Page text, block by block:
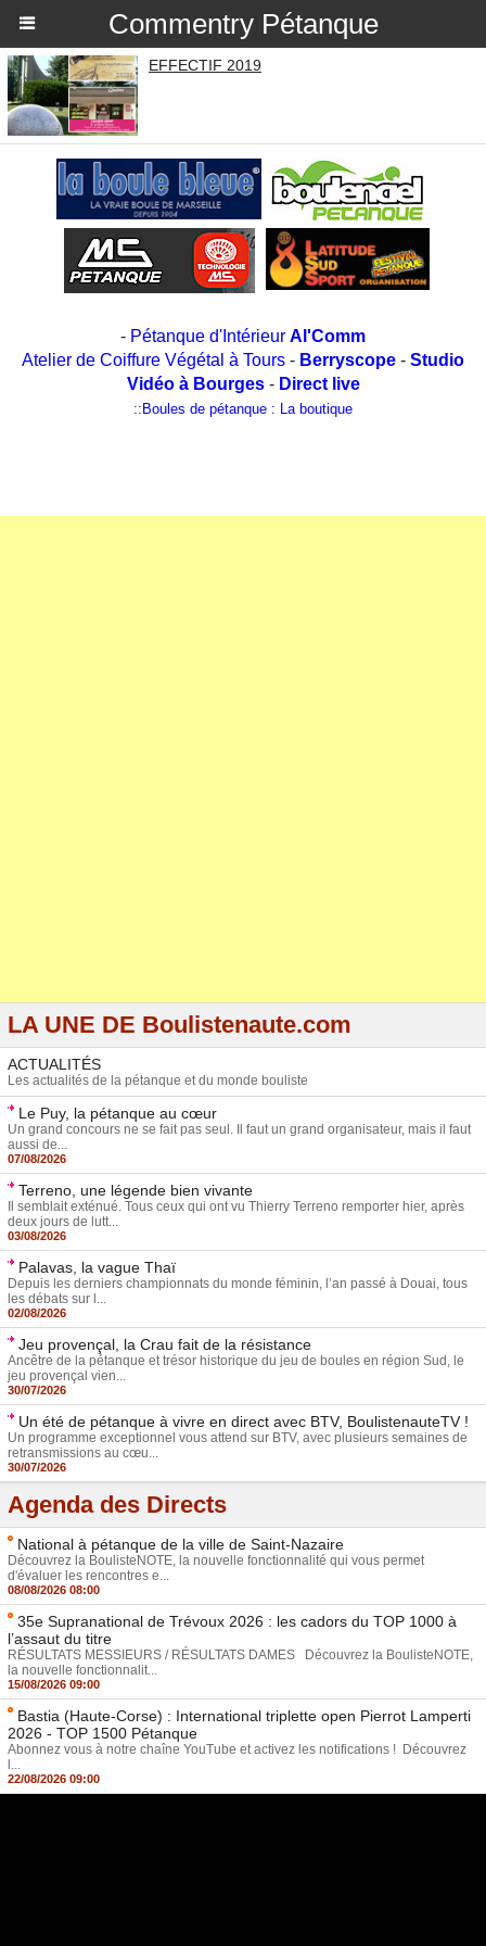
Commentry Pétanque
EFFECTIF 2019
- Pétanque d'Intérieur Al'Comm
Atelier de Coiffure Végétal à Tours - Berryscope - Studio
Vidéo à Bourges- Direct live
:: Boules de pétanque : La boutique
LA UNE DE Boulistenaute.com
ACTUALITÉS
Les actualités de la pétanque et du monde bouliste
Le Puy, la pétanque au cœur
Un grand concours ne se fait pas seul. Il faut un grand organisateur, mais il faut
aussi de...
07/08/2026
Terreno, une légende bien vivante
Il semblait exténué. Tous ceux qui ont vu Thierry Terreno remporter hier, après
deux jours de lutt...
03/08/2026
Palavas, la vague Thaï
Depuis les derniers championnats du monde féminin, l’an passé à Douai, tous
les débats sur l...
02/08/2026
Jeu provençal, la Crau fait de la résistance
Ancêtre de la pétanque et trésor historique du jeu de boules en région Sud, le
jeu provençal vien...
30/07/2026
Un été de pétanque à vivre en direct avec BTV, BoulistenauteTV !
Un programme exceptionnel vous attend sur BTV, avec plusieurs semaines de
retransmissions au cœu...
30/07/2026
Agenda des Directs
National à pétanque de la ville de Saint-Nazaire
Découvrez la BoulisteNOTE, la nouvelle fonctionnalité qui vous permet
d'évaluer les rencontres e...
08/08/2026 08:00
35e Supranational de Trévoux 2026 : les cadors du TOP 1000 à
l’assaut du titre
RÉSULTATS MESSIEURS / RÉSULTATS DAMES Découvrez la BoulisteNOTE,
la nouvelle fonctionnalit...
15/08/2026 09:00
Bastia (Haute-Corse) : International triplette open Pierrot Lamperti
2026 - TOP 1500 Pétanque
Abonnez vous à notre chaîne YouTube et activez les notifications ! Découvrez
l...
22/08/2026 09:00